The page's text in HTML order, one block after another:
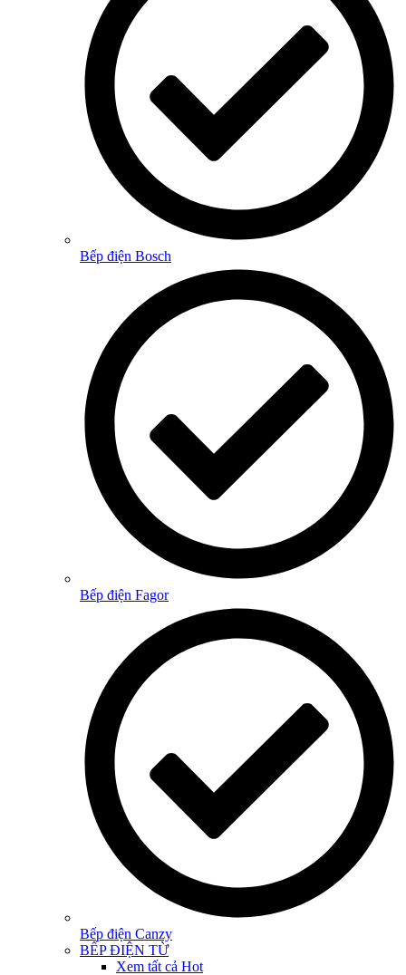
Bếp điện Bosch
Bếp điện Fagor
Bếp điện Canzy
BẾP ĐIỆN TỪ
Xem tất cả Hot